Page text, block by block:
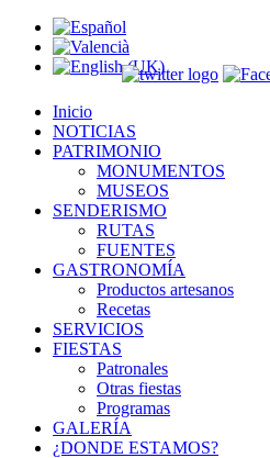
Inicio
NOTICIAS
PATRIMONIO
MONUMENTOS
MUSEOS
SENDERISMO
RUTAS
FUENTES
GASTRONOMÍA
Productos artesanos
Recetas
SERVICIOS
FIESTAS
Patronales
Otras fiestas
Programas
GALERÍA
¿DONDE ESTAMOS?